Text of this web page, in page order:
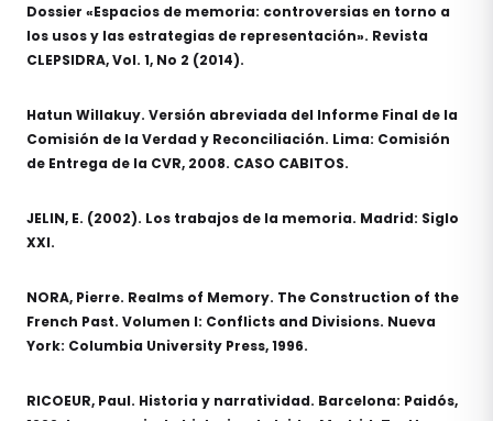
Dossier «Espacios de memoria: controversias en torno a
los usos y las estrategias de representación». Revista
CLEPSIDRA, Vol. 1, No 2 (2014).
Hatun Willakuy. Versión abreviada del Informe Final de la
Comisión de la Verdad y Reconciliación. Lima: Comisión
de Entrega de la CVR, 2008. CASO CABITOS.
JELIN, E. (2002). Los trabajos de la memoria. Madrid: Siglo
XXI.
NORA, Pierre. Realms of Memory. The Construction of the
French Past. Volumen I: Conflicts and Divisions. Nueva
York: Columbia University Press, 1996.
RICOEUR, Paul. Historia y narratividad. Barcelona: Paidós,